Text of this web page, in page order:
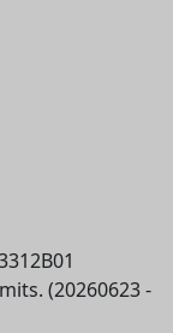
(20260623 -